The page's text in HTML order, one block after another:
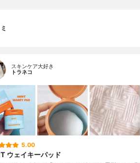
スキンケア大好き
トラネコ
5.00
ウェイキーパッド